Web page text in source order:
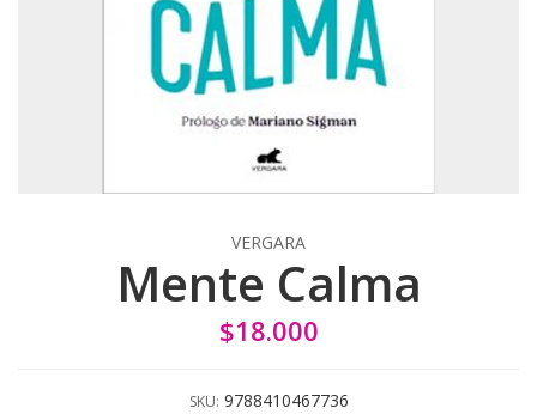
VERGARA
Mente Calma
$18.000
SKU: 9788410467736